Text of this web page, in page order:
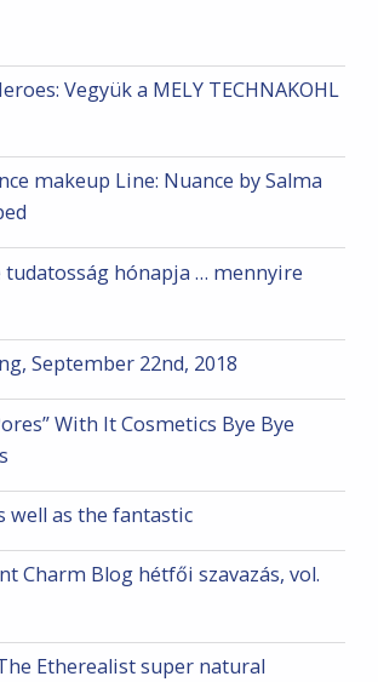
Vegyük a MELY TECHNAKOHL
makeup Line: Nuance by Salma
tudatosság hónapja … mennyire
September 22nd, 2018
With It Cosmetics Bye Bye
well as the fantastic
Charm Blog hétfői szavazás, vol.
Etherealist super natural